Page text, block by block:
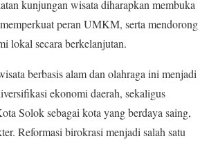
kunjungan wisata diharapkan membuka
peran UMKM, serta mendorong
lokal secara berkelanjutan.
berbasis alam dan olahraga ini menjadi
ekonomi daerah, sekaligus
Solok sebagai kota yang berdaya saing,
Reformasi birokrasi menjadi salah satu